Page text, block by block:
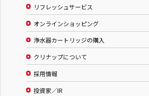
リフレッシュサービス
オンラインショッピング
浄水器カートリッジの購入
クリナップについて
採用情報
投資家／IR